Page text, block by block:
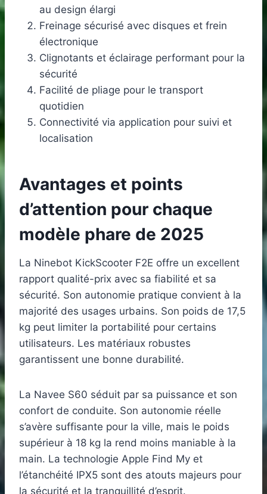
au design élargi
Freinage sécurisé avec disques et frein
électronique
Clignotants et éclairage performant pour la
sécurité
Facilité de pliage pour le transport
quotidien
Connectivité via application pour suivi et
localisation
Avantages et points
d’attention pour chaque
modèle phare de 2025
La Ninebot KickScooter F2E offre un excellent
rapport qualité-prix avec sa fiabilité et sa
sécurité. Son autonomie pratique convient à la
majorité des usages urbains. Son poids de 17,5
kg peut limiter la portabilité pour certains
utilisateurs. Les matériaux robustes
garantissent une bonne durabilité.
La Navee S60 séduit par sa puissance et son
confort de conduite. Son autonomie réelle
s’avère suffisante pour la ville, mais le poids
supérieur à 18 kg la rend moins maniable à la
main. La technologie Apple Find My et
l’étanchéité IPX5 sont des atouts majeurs pour
la sécurité et la tranquillité d’esprit.